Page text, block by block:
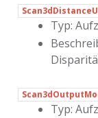
Typ:
Typ: